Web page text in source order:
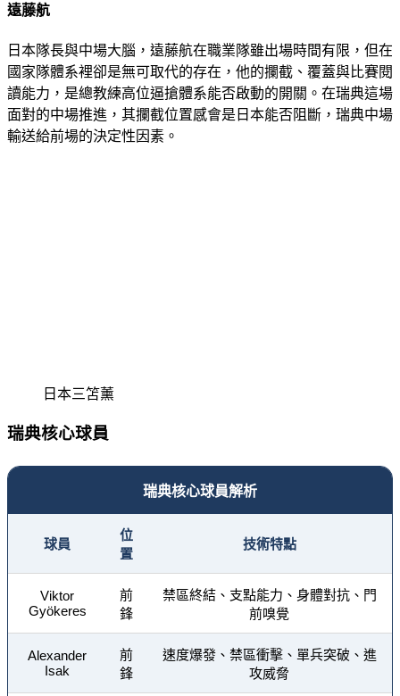
遠藤航
日本隊長與中場大腦，遠藤航在職業隊雖出場時間有限，但在
國家隊體系裡卻是無可取代的存在，他的攔截、覆蓋與比賽閱
讀能力，是總教練高位逼搶體系能否啟動的開關。在瑞典這場
面對的中場推進，其攔截位置感會是日本能否阻斷，瑞典中場
輸送給前場的決定性因素。
日本三笘薰
瑞典核心球員
瑞典核心球員解析
球員
位
置
技術特點
Viktor
Gyökeres
前
鋒
禁區終結、支點能力、身體對抗、門
前嗅覺
Alexander
Isak
前
鋒
速度爆發、禁區衝擊、單兵突破、進
攻威脅